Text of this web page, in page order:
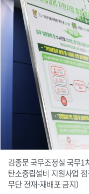
김종문 국무조정실 국무1
탄소중립설비 지원사업
무단 전재-재배포 금지)